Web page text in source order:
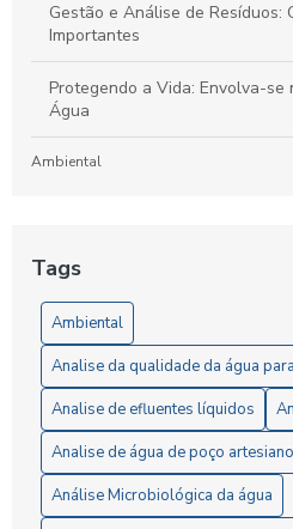
Gestão e Análise de Resíduos:
Importantes
Protegendo a Vida: Envolva-
Água
Ambiental
5 Vantagens da Análise de
6 Passos Essenciais para a
6 Razões para Investir em um
A Importância da Análise de
Tags
Ambiental
Analise da qualidade da água
Analise de efluentes líquidos
Analise de água de poço
Análise Microbiológica da água